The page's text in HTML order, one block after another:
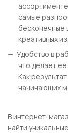
самые
бесконечные
креативных
Удобство в
что делает
Как
начинающих
В интернет-
найти